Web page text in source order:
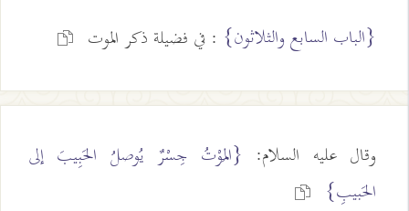
{الباب السابع والثلاثون} : في فضيلة ذكر الموت
وقال عليه السلام: {المَوْتُ جِسْرٌ يُوصلُ الحَبِيبَ إلى
الحَبيبِ}